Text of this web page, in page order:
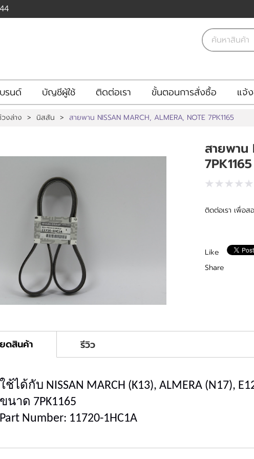
รนด์ บัญชีผู้ใช้ ติดต่อเรา ขั้นตอนการสั่งซื้อ แจ้
งล่าง > นิสสัน > สายพาน NISSAN MARCH, ALMERA, NOTE 7PK1165
สายพาน
7PK1165
ติดต่อเรา เพื่อส
Like
Share
ดสินค้า รีวิว
ใช้ได้กับ NISSAN MARCH (K13), ALMERA (N17),
ขนาด 7PK1165
Part Number: 11720-1HC1A